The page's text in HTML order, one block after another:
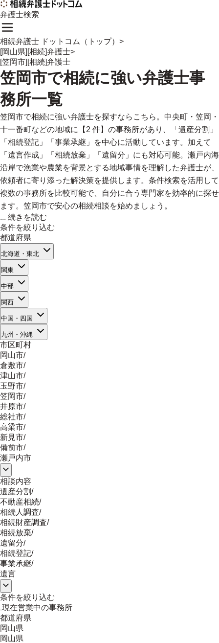
弁護士検索
相続弁護士 ドットコム（トップ） >
[岡山県][相続]弁護士>
[笠岡市][相続]弁護士
笠岡市で相続に強い弁護士事
務所一覧
笠岡市で相続に強い弁護士を探すならこちら。中央町・笠岡・
十一番町などの地域に【2 件】の事務所があり、「遺産分割」
「相続登記」「事業承継」を中心に活動しています。加えて
「遺言作成」「相続放棄」「遺留分」にも対応可能。瀬戸内海
沿岸で漁業や農業を背景とする地域事情を理解した弁護士が、
依頼者に寄り添った解決策を提供します。条件検索を活用して
複数の事務所を比較可能で、自分に合う専門家を効率的に探せ
ます。笠岡市で安心の相続相談を始めましょう。
... 続きを読む
条件を絞り込む
都道府県
北海道・東北
関東
中部
関西
中国・四国
九州・沖縄
市区町村
岡山市/
倉敷市/
津山市/
玉野市/
笠岡市/
井原市/
総社市/
高梁市/
新見市/
備前市/
瀬戸内市
相談内容
遺産分割/
不動産相続/
相続人調査/
相続財産調査/
相続放棄/
遺留分/
相続登記/
事業承継/
遺言
条件を絞り込む
現在営業中の事務所
都道府県
岡山県
岡山県